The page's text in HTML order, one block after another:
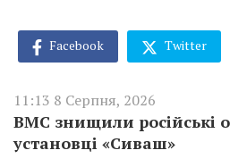
Facebook Twitter
11:13 8 Серпня, 2026
ВМС знищили російські
установці «Сиваш»